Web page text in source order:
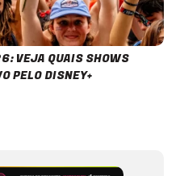
VEJA QUAIS SHOWS
PELO DISNEY+